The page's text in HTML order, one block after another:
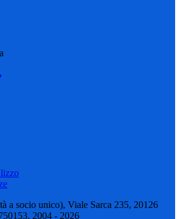
a socio unico), Viale Sarca 235, 20126
2004 - 2026